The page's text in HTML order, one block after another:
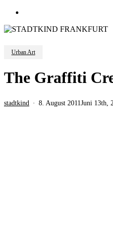
Urban Art
The Graffiti
stadtkind 8. August 2011 Juni 13th,